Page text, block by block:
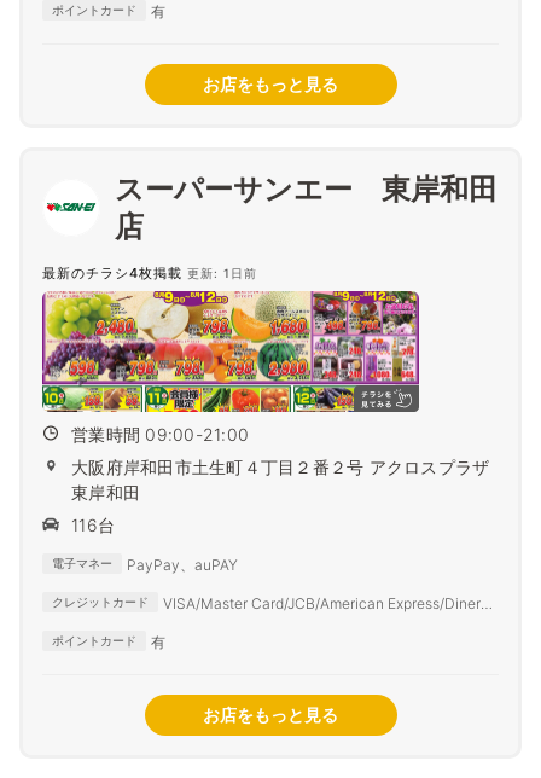
ポイントカード 有
お店をもっと見る
スーパーサンエー 東岸和田
店
最新のチラシ4枚掲載 更新: 1日前
営業時間 09:00-21:00
大阪府岸和田市土生町４丁目２番２号 アクロスプラザ
東岸和田
116台
電子マネー PayPay、auPAY
クレジットカード
VISA/Master Card/JCB/American Express/Diners
ポイントカード 有
お店をもっと見る